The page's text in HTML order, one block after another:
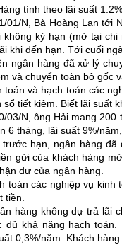
tính theo lãi suất
01/N, Bà Hoàng Lan tới
không kỳ hạn (mở tại
khi đến hạn. Tới cuối
ngân hàng đã xử lý
và chuyển toàn bộ gốc
toán và hạch toán các
sổ tiết kiệm. Biết lãi suất
03/N, ông Hải mang
6 tháng, lãi suất 9%/
hạn, ngân hàng
gửi của khách hàng
dư của ngân hàng.
toán các nghiệp vụ
tiền.
hàng không dự trả lãi
đủ khả năng hạch
0,3%/năm. Khách